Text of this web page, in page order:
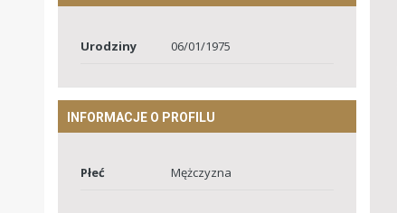
Urodziny 06/01/1975
INFORMACJE O PROFILU
Płeć Mężczyzna